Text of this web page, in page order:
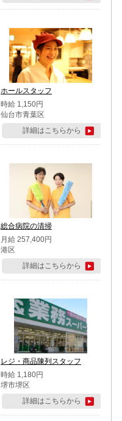
ホールスタッフ
時給 1,150円
仙台市青葉区
詳細はこちらから
総合病院の清掃
月給 257,400円
港区
詳細はこちらから
レジ・商品陳列スタッフ
時給 1,180円
堺市堺区
詳細はこちらから